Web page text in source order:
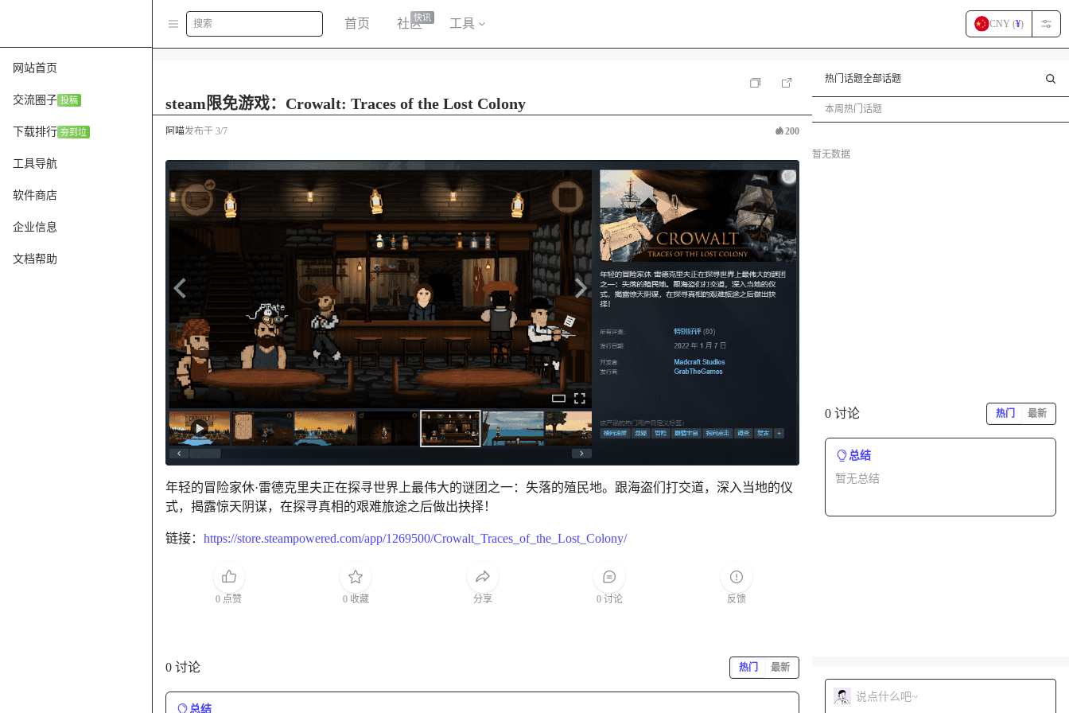
网站首页
交流圈子 投稿
下载排行 夯到垃
工具导航
软件商店
企业信息
文档帮助
搜索 首页 社区快讯 工具 CNY (¥)
steam限免游戏：Crowalt: Traces of the Lost Colony
阿喵发布于 3/7 200
年轻的冒险家休·雷德克里夫正在探寻世界上最伟大的谜团之一：失落的殖民地。跟海盗们打交道，深入当地的仪
式，揭露惊天阴谋，在探寻真相的艰难旅途之后做出抉择！
链接： https://store.steampowered.com/app/1269500/Crowalt_Traces_of_the_Lost_Colony/
0 点赞 0 收藏 分享 0 讨论 反馈
0 讨论 热门 最新
总结
热门话题全部话题
本周热门话题
暂无数据
0 讨论 热门 最新
总结
暂无总结